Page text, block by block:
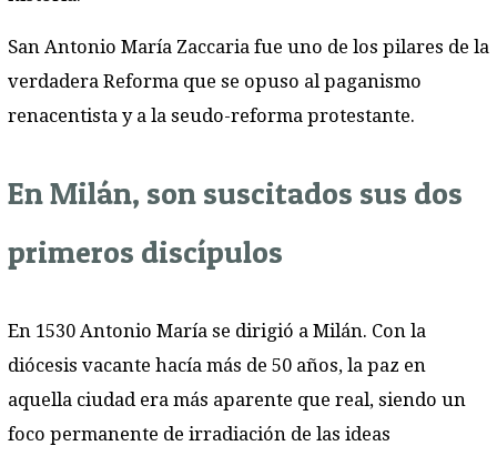
San Antonio María Zaccaria fue uno de los pilares de la
verdadera Reforma que se opuso al paganismo
renacentista y a la seudo-reforma protestante.
En Milán, son suscitados sus dos
primeros discípulos
En 1530 Antonio María se dirigió a Milán. Con la
diócesis vacante hacía más de 50 años, la paz en
aquella ciudad era más aparente que real, siendo un
foco permanente de irradiación de las ideas